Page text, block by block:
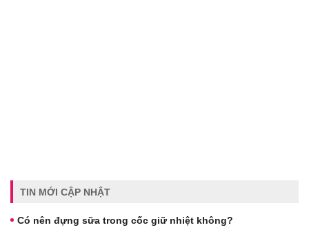
TIN MỚI CẬP NHẬT
Có nên đựng sữa trong cốc giữ nhiệt không?